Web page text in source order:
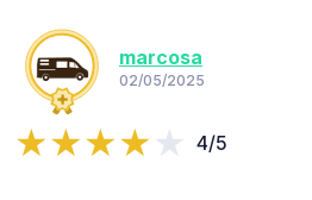
marcosa
02/05/2025
4/5